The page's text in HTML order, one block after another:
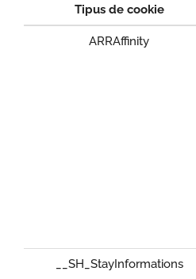
Tipus de cookie
ARRAffinity
__SH_StayInformations